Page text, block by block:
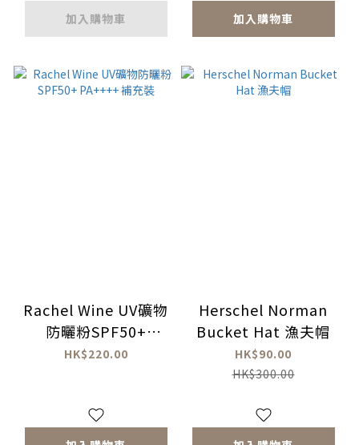
加入購物車 加入購物車
Rachel Wine UV礦物
防曬粉SPF50+
PA++++ 補充裝
HK$220.00
Herschel Norman
Bucket Hat 漁夫帽
HK$90.00
HK$300.00